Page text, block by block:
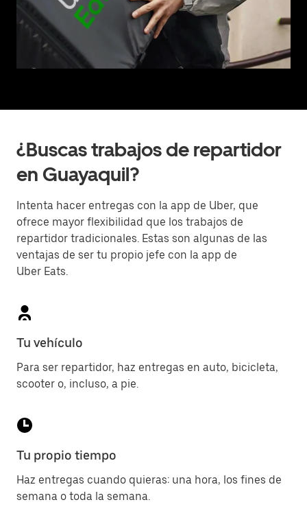
¿Buscas trabajos de repartidor
en Guayaquil?
Intenta hacer entregas con la app de Uber, que
ofrece mayor flexibilidad que los trabajos de
repartidor tradicionales. Estas son algunas de las
ventajas de ser tu propio jefe con la app de
Uber Eats.
Tu vehículo
Para ser repartidor, haz entregas en auto, bicicleta,
scooter o, incluso, a pie.
Tu propio tiempo
Haz entregas cuando quieras: una hora, los fines de
semana o toda la semana.